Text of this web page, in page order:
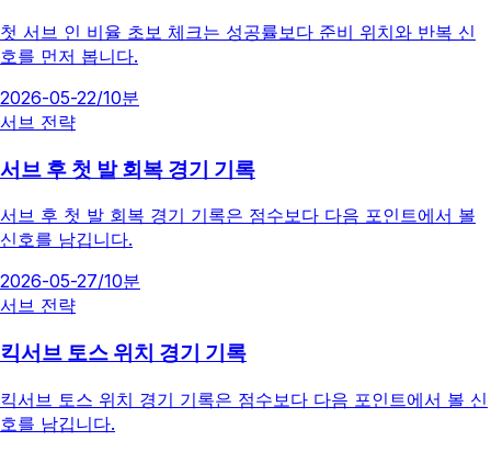
첫 서브 인 비율 초보 체크는 성공률보다 준비 위치와 반복 신
호를 먼저 봅니다.
2026-05-22/10분
서브 전략
서브 후 첫 발 회복 경기 기록
서브 후 첫 발 회복 경기 기록은 점수보다 다음 포인트에서 볼
신호를 남깁니다.
2026-05-27/10분
서브 전략
킥서브 토스 위치 경기 기록
킥서브 토스 위치 경기 기록은 점수보다 다음 포인트에서 볼 신
호를 남깁니다.